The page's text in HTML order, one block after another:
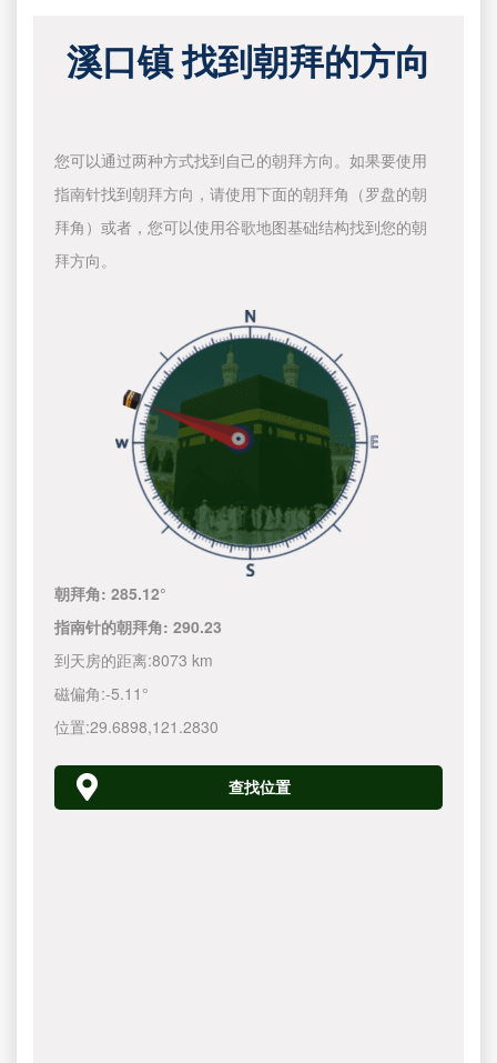
溪口镇 找到朝拜的方向
您可以通过两种方式找到自己的朝拜方向。如果要使用
指南针找到朝拜方向，请使用下面的朝拜角（罗盘的朝
拜角）或者，您可以使用谷歌地图基础结构找到您的朝
拜方向。
朝拜角:285.12°
指南针的朝拜角:290.23
到天房的距离:8073 km
磁偏角:-5.11°
位置:29.6898,121.2830
查找位置